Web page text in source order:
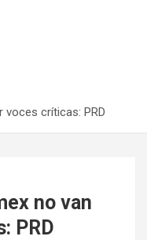
voces críticas: PRD
no van
PRD